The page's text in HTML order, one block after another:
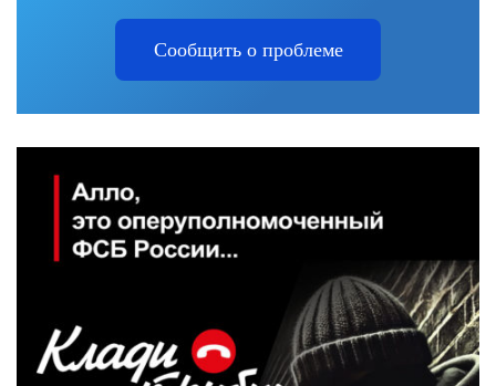
Сообщить о проблеме